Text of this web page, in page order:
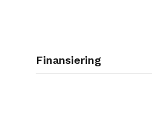
Finansiering